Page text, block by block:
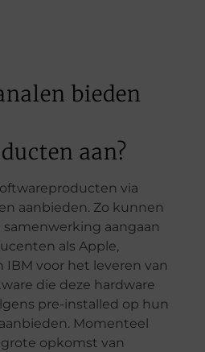
bieden
aan?
via
aanbieden. Zo kunnen
aangaan
als Apple,
IBM voor het leveren van
die deze hardware
pre-installed op hun
Momenteel
opkomst van